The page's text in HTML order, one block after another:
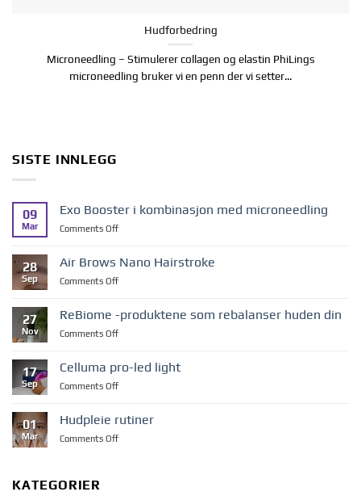
SISTE INNLEGG
09
Mar
Exo Booster i kombinasjon med microneedling
Comments Offon
kombinasjon
microneedling
28
Sep
Air Brows Nano Hairstroke
Comments Offon
Nano
Hairstroke
27
Nov
ReBiome -produktene som rebalanser huden din
Comments Offon
produktene
som
huden
17
Sep
Celluma pro-led light
Comments Offon
led
light
01
Mar
Hudpleie rutiner
Comments Offon
KATEGORIER
Hudforbedring
Microneedling – Stimulerer collagen og elastin PhiLings
microneedling bruker vi en penn der vi setter...